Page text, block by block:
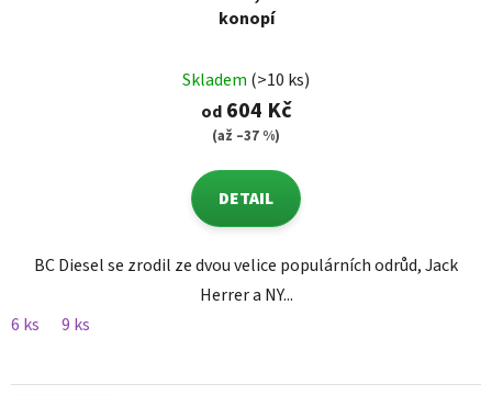
konopí
Skladem (>10 ks)
od604 Kč
(až –37 %)
DETAIL
BC Diesel se zrodil ze dvou velice populárních odrůd, Jack
Herrer a NY...
6 ks
9 ks